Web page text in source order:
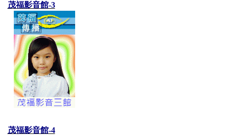
茂福影音館-3
茂福影音館-4